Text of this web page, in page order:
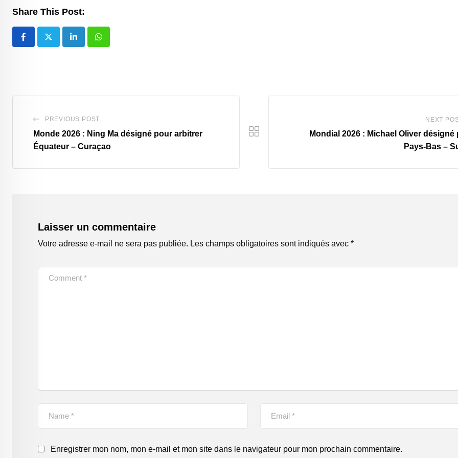
Share This Post:
LinkedInWhatsapp
PREVIOUS POST
‎Monde 2026 : Ning Ma désigné pour arbitrer
Équateur – Curaçao
NEXT
‎Mondial 2026 : Michael Oliver désigné
Pays-Bas –
Laisser un commentaire
Votre adresse e-mail ne sera pas publiée. Les champs obligatoires sont indiqués avec *
Enregistrer mon nom, mon e-mail et mon site dans le navigateur pour mon prochain commentaire.